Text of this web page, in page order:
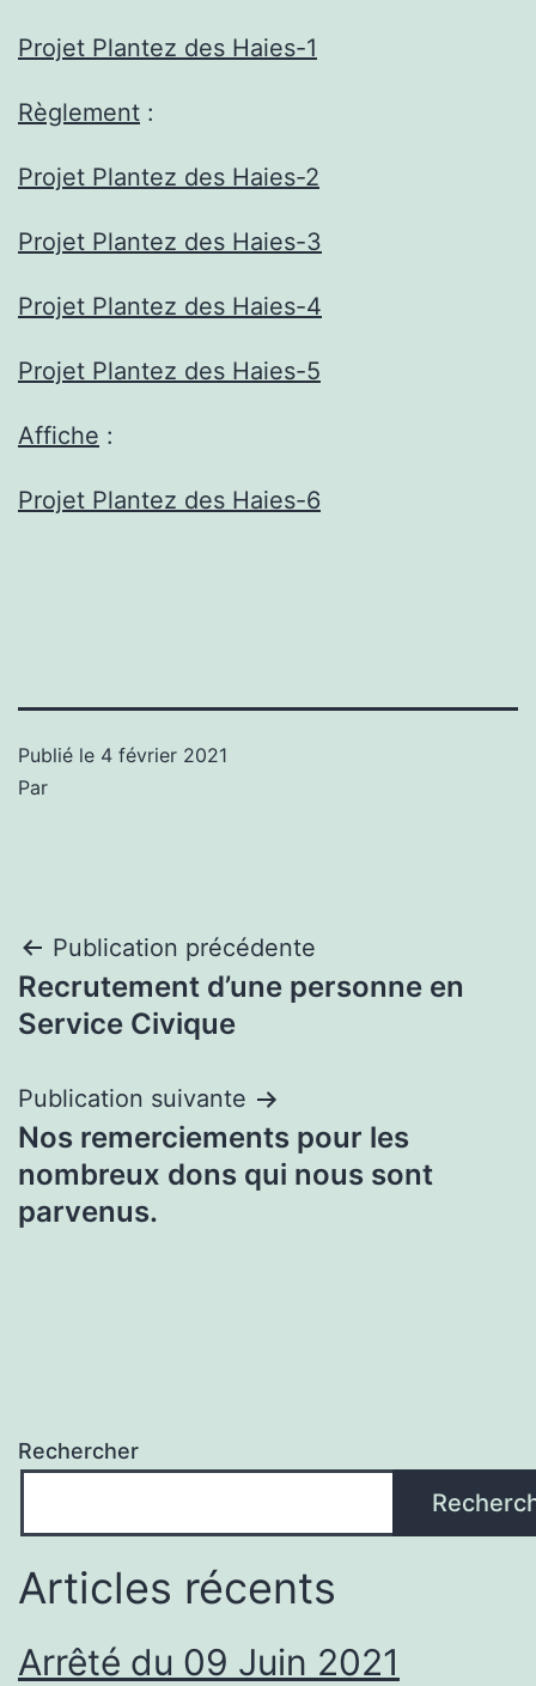
Projet Plantez des Haies-1
Règlement :
Projet Plantez des Haies-2
Projet Plantez des Haies-3
Projet Plantez des Haies-4
Projet Plantez des Haies-5
Affiche :
Projet Plantez des Haies-6
Publié le 4 février 2021
Par
Navigation
de
Publication précédente
Recrutement d’une personne en
Service Civique
Publication suivante
Nos remerciements pour les
nombreux dons qui nous sont
parvenus.
Rechercher
Articles récents
Arrêté du 09 Juin 2021